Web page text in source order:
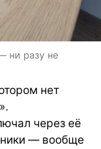
ни разу не
нет
через её
— вообще